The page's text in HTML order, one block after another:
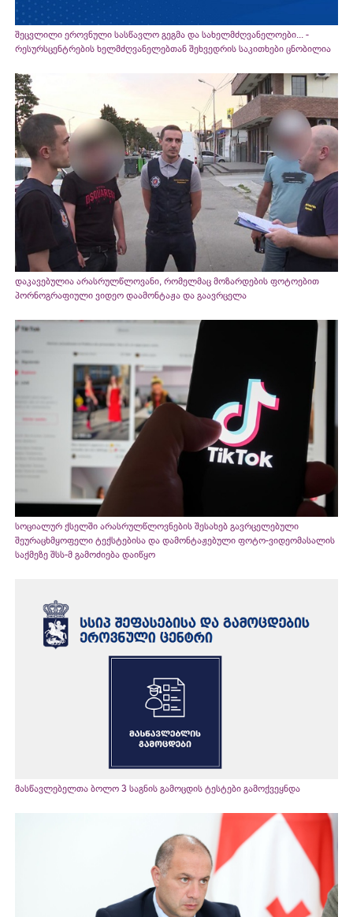
შეცვლილი ეროვნული სასწავლო გეგმა და სახელმძღვანელოები... -
რესურსცენტრების ხელმძღვანელებთან შეხვედრის საკითხები ცნობილია
დაკავებულია არასრულწლოვანი, რომელმაც მოზარდების ფოტოებით
პორნოგრაფიული ვიდეო დაამონტაჟა და გაავრცელა
სოციალურ ქსელში არასრულწლოვნების შესახებ გავრცელებული
შეურაცხმყოფელი ტექსტებისა და დამონტაჟებული ფოტო-ვიდეომასალის
საქმეზე შსს-მ გამოძიება დაიწყო
მასწავლებელთა ბოლო 3 საგნის გამოცდის ტესტები გამოქვეყნდა